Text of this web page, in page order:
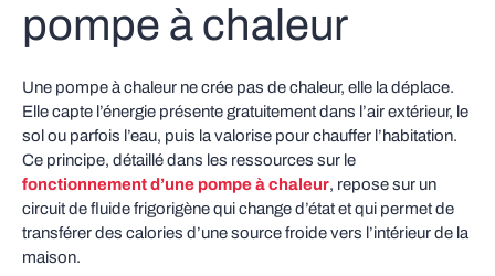
pompe à chaleur
Une pompe à chaleur ne crée pas de chaleur, elle la déplace.
Elle capte l’énergie présente gratuitement dans l’air extérieur, le
sol ou parfois l’eau, puis la valorise pour chauffer l’habitation.
Ce principe, détaillé dans les ressources sur le
fonctionnement d’une pompe à chaleur, repose sur un
circuit de fluide frigorigène qui change d’état et qui permet de
transférer des calories d’une source froide vers l’intérieur de la
maison.